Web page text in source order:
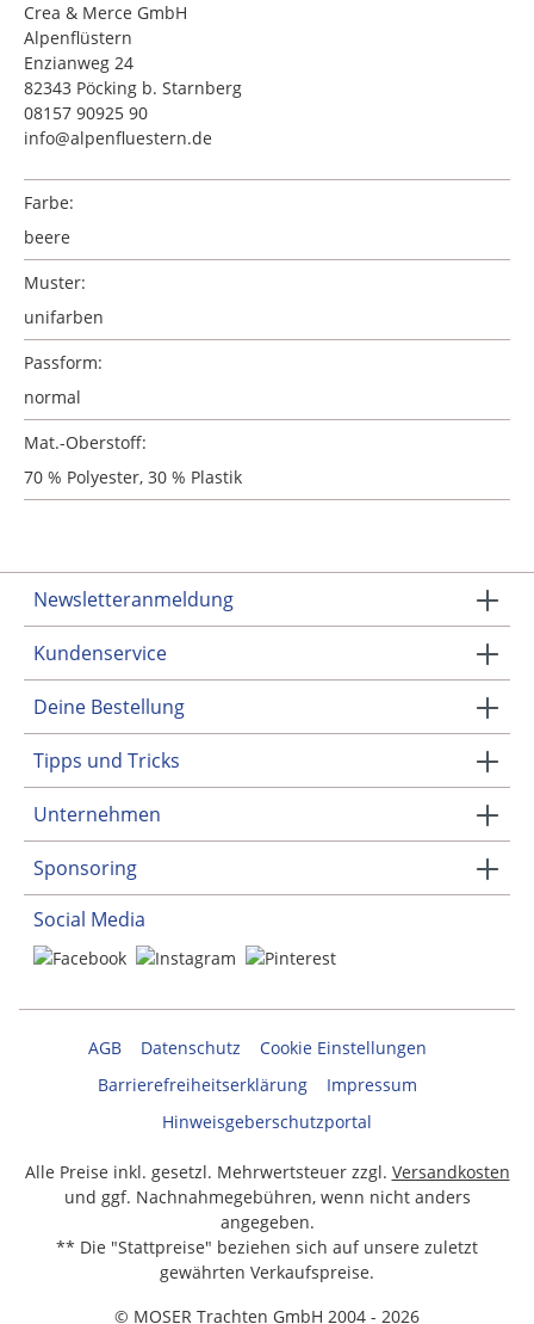
Crea & Merce GmbH
Alpenflüstern
Enzianweg 24
82343 Pöcking b. Starnberg
08157 90925 90
info@alpenfluestern.de
Farbe:
beere
Muster:
unifarben
Passform:
normal
Mat.-Oberstoff:
70 % Polyester, 30 % Plastik
Newsletteranmeldung
Kundenservice
Deine Bestellung
Tipps und Tricks
Unternehmen
Sponsoring
Social Media
AGB Datenschutz
Cookie Einstellungen
Barrierefreiheitserklärung
Impressum
Hinweisgeberschutzportal
Alle Preise inkl. gesetzl. Mehrwertsteuer zzgl. Versandkosten
und ggf. Nachnahmegebühren, wenn nicht anders
angegeben.
** Die "Stattpreise" beziehen sich auf unsere zuletzt
gewährten Verkaufspreise.
© MOSER Trachten GmbH 2004 - 2026